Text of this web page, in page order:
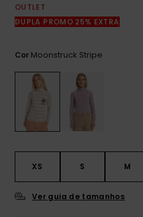
formulário
contacto.
OUTLET
DUPLA PROMO 25% EXTRA
Cor Moonstruck Stripe
XS S M
Ver guia de tamanhos